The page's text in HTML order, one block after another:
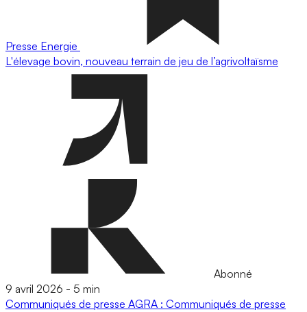
Presse Energie
L'élevage bovin, nouveau terrain de jeu de l’agrivoltaïsme
Abonné
9 avril 2026 - 5 min
Communiqués de presse AGRA : Communiqués de presse